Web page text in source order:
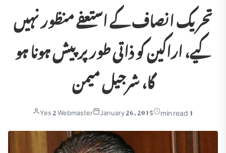
تحریک انصاف کے استعفے منظور نہیں
کیے، اراکین کو ذاتی طور پر پیش ہونا ہو
گا، شرجیل میمن
Yes 2 Webmaster January 26, 2015 1 min read